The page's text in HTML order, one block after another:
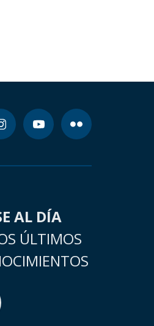
AL DÍA
ÚLTIMOS